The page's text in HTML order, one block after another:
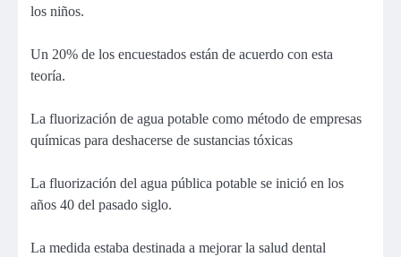
los niños.
Un 20% de los encuestados están de acuerdo con esta
teoría.
La fluorización de agua potable como método de empresas
químicas para deshacerse de sustancias tóxicas
La fluorización del agua pública potable se inició en los
años 40 del pasado siglo.
La medida estaba destinada a mejorar la salud dental